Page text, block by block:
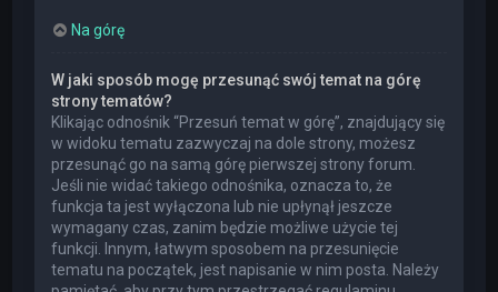
Na górę
W jaki sposób mogę przesunąć swój temat na górę
strony tematów?
Klikając odnośnik “Przesuń temat w górę”, znajdujący się
w widoku tematu zazwyczaj na dole strony, możesz
przesunąć go na samą górę pierwszej strony forum.
Jeśli nie widać takiego odnośnika, oznacza to, że
funkcja ta jest wyłączona lub nie upłynął jeszcze
wymagany czas, zanim będzie możliwe użycie tej
funkcji. Innym, łatwym sposobem na przesunięcie
tematu na początek, jest napisanie w nim posta. Należy